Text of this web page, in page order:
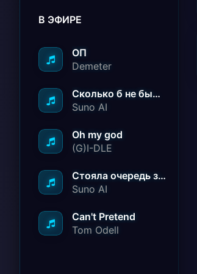
В ЭФИРЕ
ОП
Demeter
Сколько б не было вам лет не грустите
Suno AI
Oh my god
(G)I-DLE
Стояла очередь за радостью
Suno AI
Can't Pretend
Tom Odell